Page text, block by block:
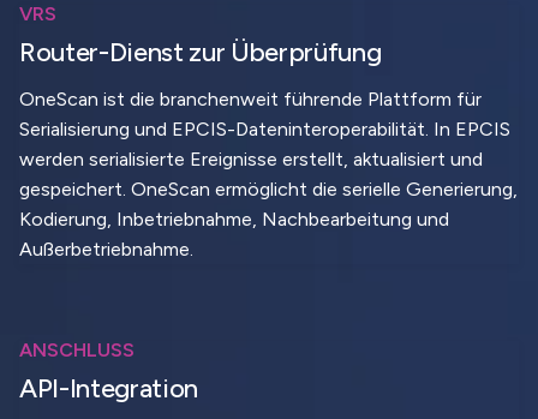
VRS
Router-Dienst zur Überprüfung
OneScan ist die branchenweit führende Plattform für
Serialisierung und EPCIS-Dateninteroperabilität. In EPCIS
werden serialisierte Ereignisse erstellt, aktualisiert und
gespeichert. OneScan ermöglicht die serielle Generierung,
Kodierung, Inbetriebnahme, Nachbearbeitung und
Außerbetriebnahme.
ANSCHLUSS
API-Integration